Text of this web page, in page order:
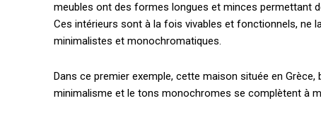
meubles ont des formes longues et minces permettant
Ces intérieurs sont à la fois vivables et fonctionnels, ne
minimalistes et monochromatiques.
Dans ce premier exemple, cette maison située en
minimalisme et le tons monochromes se complètent à